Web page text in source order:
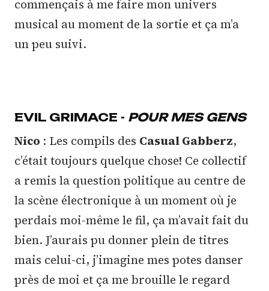
commençais à me faire mon univers
musical au moment de la sortie et ça m’a
un peu suivi.
EVIL GRIMACE - POUR MES GENS
Nico : Les compils des Casual Gabberz,
c’était toujours quelque chose! Ce collectif
a remis la question politique au centre de
la scène électronique à un moment où je
perdais moi-même le fil, ça m’avait fait du
bien. J’aurais pu donner plein de titres
mais celui-ci, j’imagine mes potes danser
près de moi et ça me brouille le regard